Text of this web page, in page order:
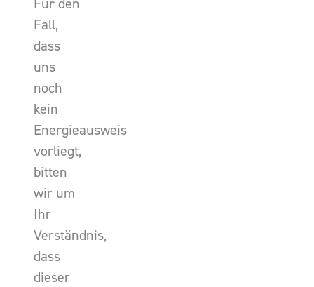
Für den
Fall,
dass
uns
noch
kein
Energieausweis
vorliegt,
bitten
wir um
Ihr
Verständnis,
dass
dieser